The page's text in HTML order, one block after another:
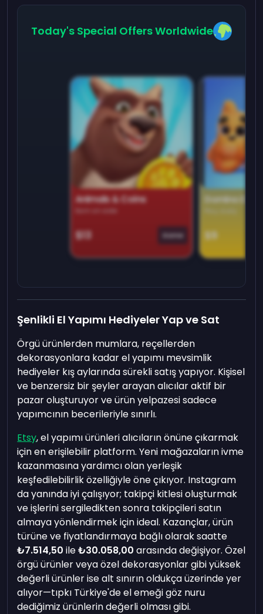
Today's Special Offers Worldwide
Animals & Coins
Earn on side
$13 Game
Domino
$9
Şenlikli El Yapımı Hediyeler Yap ve Sat
Örgü ürünlerden mumlara, reçellerden
dekorasyonlara kadar el yapımı mevsimlik
hediyeler kış aylarında sürekli satış yapıyor. Kişisel
ve benzersiz bir şeyler arayan alıcılar aktif bir
pazar oluşturuyor ve ürün yelpazesi sadece
yapımcının becerileriyle sınırlı.
Etsy, el yapımı ürünleri alıcıların önüne çıkarmak
için en erişilebilir platform. Yeni mağazaların ivme
kazanmasına yardımcı olan yerleşik
keşfedilebilirlik özelliğiyle öne çıkıyor. Instagram
da yanında iyi çalışıyor; takipçi kitlesi oluşturmak
ve işlerini sergiledikten sonra takipçileri satın
almaya yönlendirmek için ideal. Kazançlar, ürün
türüne ve fiyatlandırmaya bağlı olarak saatte
₺7.514,50 ile₺30.058,00 arasında değişiyor. Özel
örgü ürünler veya özel dekorasyonlar gibi yüksek
değerli ürünler ise alt sınırın oldukça üzerinde yer
alıyor—tıpkı Türkiye'de el emeği göz nuru
dediğimiz ürünlerin değerli olması gibi.